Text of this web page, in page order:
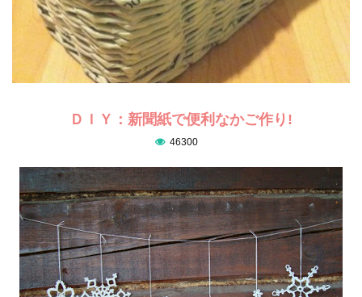
ＤＩＹ：新聞紙で便利なかご作り!
46300